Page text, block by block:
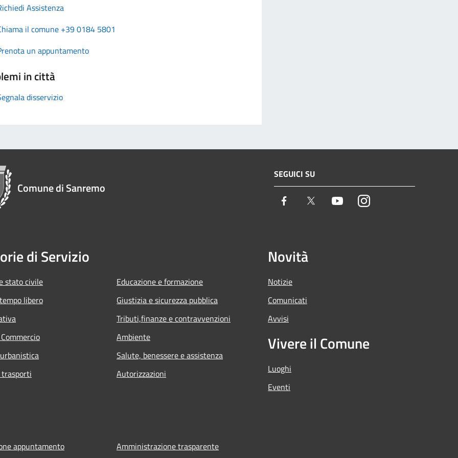
Assistenza
il comune +39 0184 5801
un appuntamento
in città
disservizio
Comune di Sanremo
SEGUICI SU
Facebook Twitter YoutubeInstagram
di Servizio
stato civile
libero
Educazione e formazione
Giustizia e sicurezza pubblica
Tributi,finanze e contravvenzioni
Ambiente
Salute, benessere e assistenza
Autorizzazioni
Novità
Notizie
Comunicati
Avvisi
Vivere il Comune
Luoghi
Eventi
appuntamento Amministrazione trasparente